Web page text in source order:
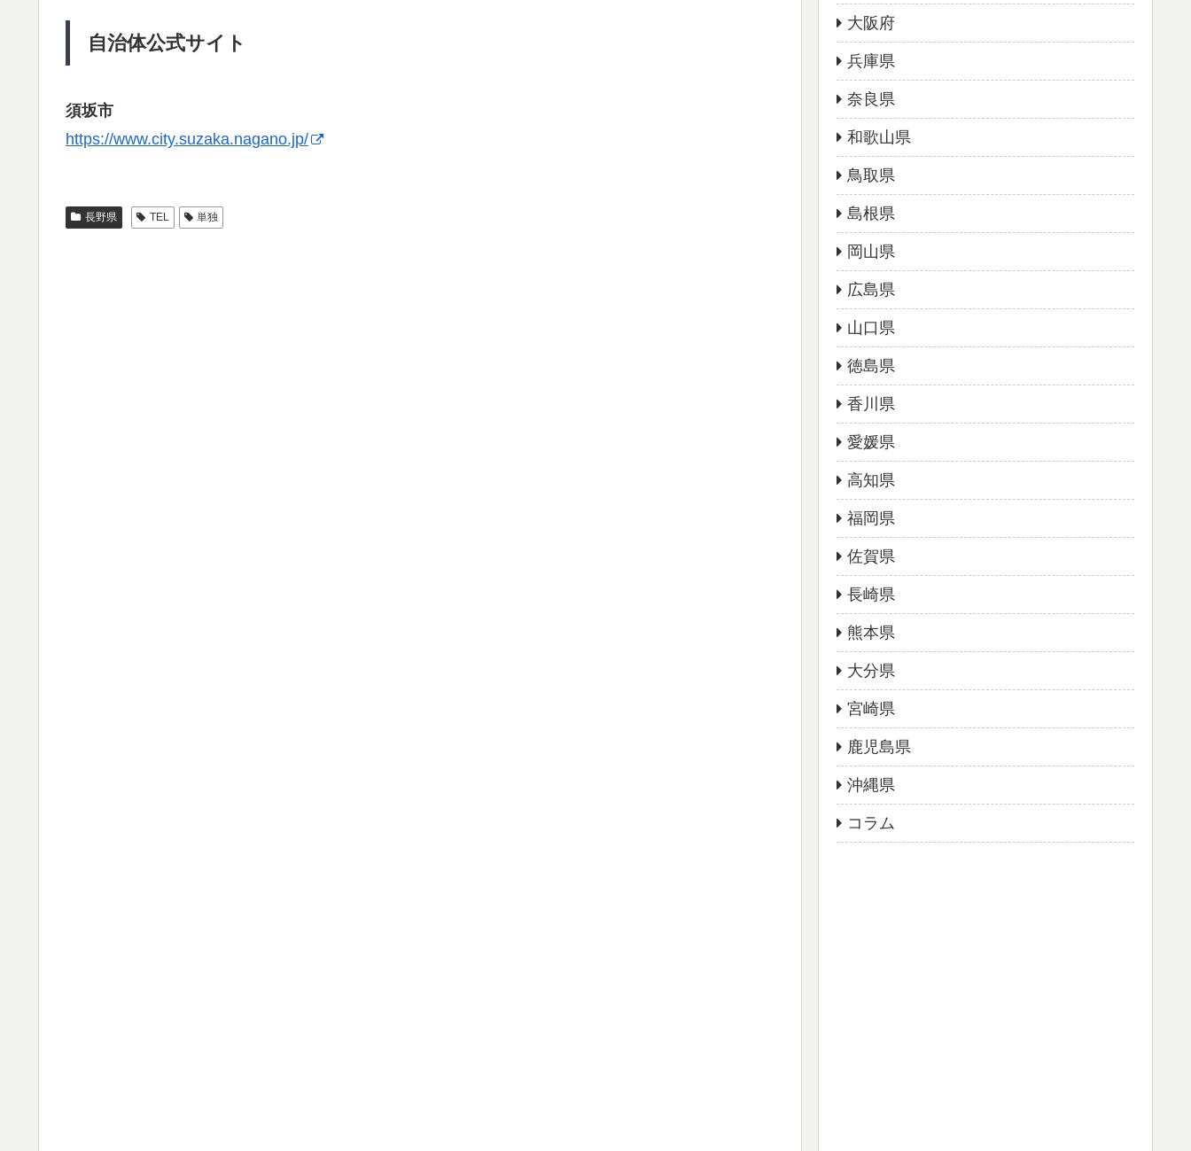
自治体公式サイト
須坂市
https://www.city.suzaka.nagano.jp/
長野県 TEL 単独
大阪府
兵庫県
奈良県
和歌山県
鳥取県
島根県
岡山県
広島県
山口県
徳島県
香川県
愛媛県
高知県
福岡県
佐賀県
長崎県
熊本県
大分県
宮崎県
鹿児島県
沖縄県
コラム